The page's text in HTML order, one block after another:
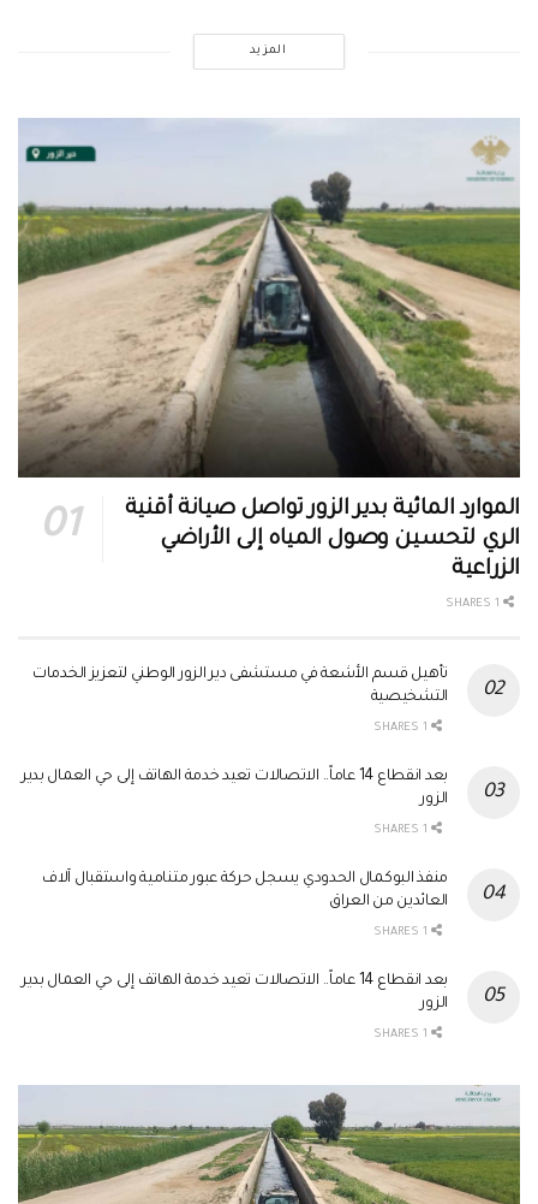
المزيد
الموارد المائية بدير الزور تواصل صيانة أقنية
الري لتحسين وصول المياه إلى الأراضي
الزراعية
تأهيل قسم الأشعة في مستشفى دير الزور الوطني لتعزيز الخدمات
التشخيصية
بعد انقطاع 14 عاماً.. الاتصالات تعيد خدمة الهاتف إلى حي العمال بدير
الزور
منفذ البوكمال الحدودي يسجل حركة عبور متنامية واستقبال آلاف
العائدين من العراق
بعد انقطاع 14 عاماً.. الاتصالات تعيد خدمة الهاتف إلى حي العمال بدير
الزور